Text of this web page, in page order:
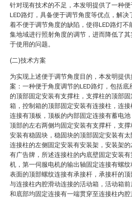
针对现有技术的不足，本发明提供了一种
LED路灯，具备便于调节角度等优点，解决
着不便于调节角度的缺陷，使得LED路灯不
集地域进行照射角度的调节，进而降低了
于使用的问题。
(二)技术方案
为实现上述便于调节角度目的，本发明提
案：一种便于角度调节的LED路灯，包括底
的顶部固定安装有支撑柱，支撑柱的顶部固
箱，控制箱的顶部固定安装有连接柱，连
连接有顶板，顶板的内部固定连接有蓄电
顶部的左右两侧均固定安装有支撑杆，支
安装有稳固块，稳固块的顶部固定安装有
连接柱的左侧固定安装有安装架，安装架
有广告牌，所述连接柱的内底壁固定安装
机，第一伺服电机的输出轴固定连接有螺
表面的顶部螺纹连接有承接杆，承接杆的
与连接柱内腔滑动连接的活动箱，活动箱
和底部均固定连接有一端贯穿至连接柱内